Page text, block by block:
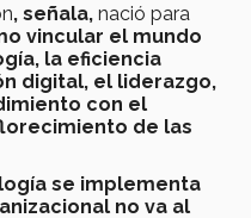
, señala, nació para
vincular el mundo
la eficiencia
digital, el liderazgo,
con el
de las
se implementa
no va al